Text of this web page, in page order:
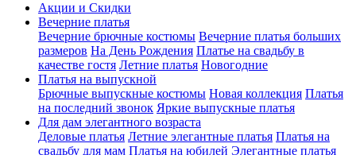
Акции и Скидки
Вечерние платья
Вечерние брючные костюмы Вечерние платья больших
размеров На День Рождения Платье на свадьбу в
качестве гостя Летние платья Новогодние
Платья на выпускной
Брючные выпускные костюмы Новая коллекция Платья
на последний звонок Яркие выпускные платья
Для дам элегантного возраста
Деловые платья Летние элегантные платья Платья на
свадьбу для мам Платья на юбилей Элегантные платья